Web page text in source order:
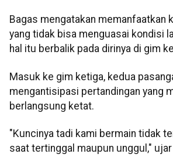
Bagas mengatakan memanfaatkan
yang tidak bisa menguasai kondisi
hal itu berbalik pada dirinya di gim
Masuk ke gim ketiga, kedua
mengantisipasi pertandingan yang
berlangsung ketat.
"Kuncinya tadi kami bermain tidak
saat tertinggal maupun unggul,"